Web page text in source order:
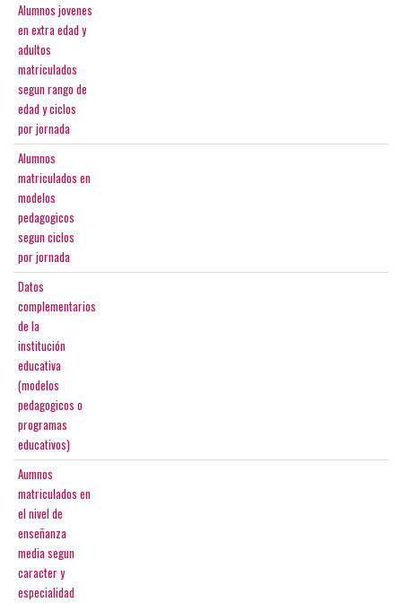
Alumnos jovenes
en extra edad y
adultos
matriculados
segun rango de
edad y ciclos
por jornada
Alumnos
matriculados en
modelos
pedagogicos
segun ciclos
por jornada
Datos
complementarios
de la
institución
educativa
(modelos
pedagogicos o
programas
educativos)
Aumnos
matriculados en
el nivel de
enseñanza
media segun
caracter y
especialidad